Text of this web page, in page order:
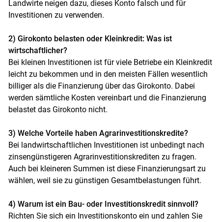
Landwirte neigen dazu, dieses Konto falsch und für
Investitionen zu verwenden.
2) Girokonto belasten oder Kleinkredit: Was ist
wirtschaftlicher?
Bei kleinen Investitionen ist für viele Betriebe ein Kleinkredit
leicht zu bekommen und in den meisten Fällen wesentlich
billiger als die Finanzierung über das Girokonto. Dabei
werden sämtliche Kosten vereinbart und die Finanzierung
belastet das Girokonto nicht.
3) Welche Vorteile haben Agrarinvestitionskredite?
Bei landwirtschaftlichen Investitionen ist unbedingt nach
zinsengünstigeren Agrarinvestitionskrediten zu fragen.
Auch bei kleineren Summen ist diese Finanzierungsart zu
wählen, weil sie zu günstigen Gesamtbelastungen führt.
4) Warum ist ein Bau- oder Investitionskredit sinnvoll?
Richten Sie sich ein Investitionskonto ein und zahlen Sie